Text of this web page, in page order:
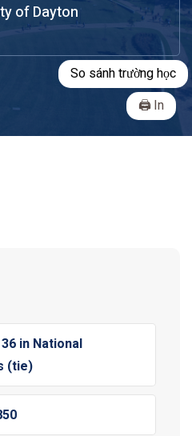
of Dayton
So sánh trường học
In
in National
(tie)